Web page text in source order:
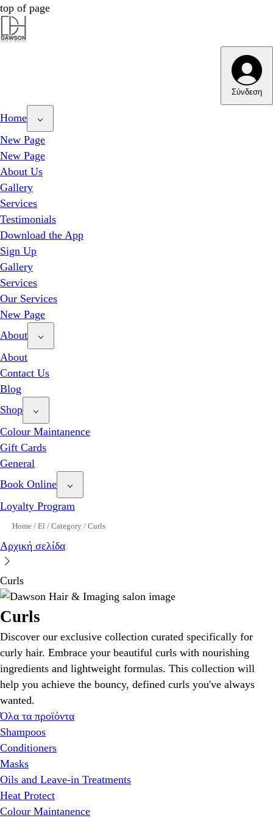
Dawson Hair & Imaging -
Dawson Hair & Imaging -
top of page
Σύνδεση
Home
New Page
New Page
About Us
Gallery
Services
Testimonials
Download the App
Sign Up
Gallery
Services
Our Services
New Page
About
About
Contact Us
Blog
Shop
Colour Maintanence
Gift Cards
General
Book Online
Loyalty Program
Home / El / Category / Curls
Αρχική σελίδα
Curls
Curls
Discover our exclusive collection curated specifically for
curly hair. Embrace your beautiful curls with nourishing
ingredients and lightweight formulas. This collection will
help you achieve the bouncy, defined curls you've always
wanted.
Όλα τα προϊόντα
Shampoos
Conditioners
Masks
Oils and Leave-in Treatments
Heat Protect
Colour Maintanence